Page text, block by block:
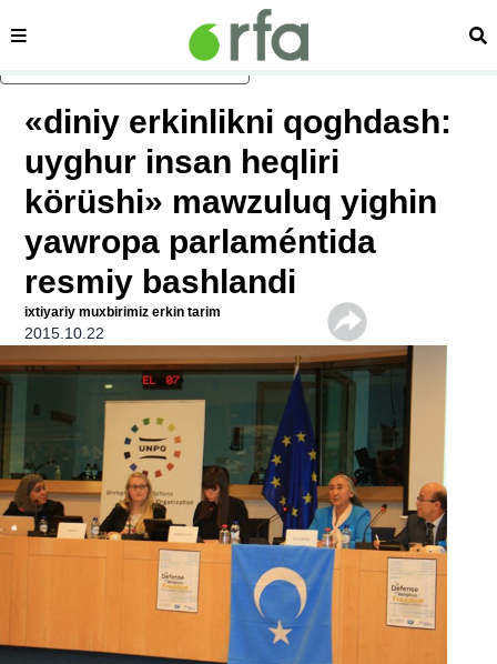
asasliq mezmungha atlang
sehipe
«diniy erkinlikni qoghdash:
uyghur insan heqliri
körüshi» mawzuluq yighin
yawropa parlaméntida
resmiy bashlandi
ixtiyariy muxbirimiz erkin tarim
2015.10.22